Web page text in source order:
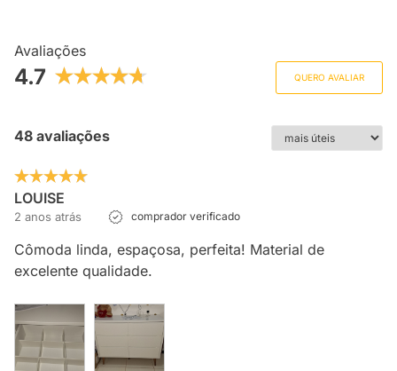
Avaliações
4.7 QUERO AVALIAR
48 avaliações
LOUISE
2 anos atrás comprador verificado
Cômoda linda, espaçosa, perfeita! Material de
excelente qualidade.